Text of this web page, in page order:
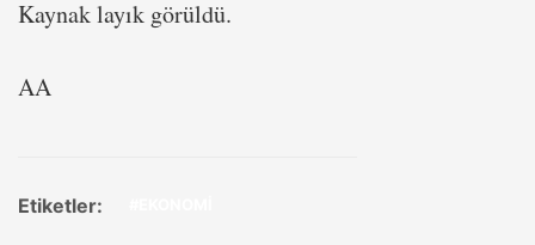
Kaynak layık görüldü. ​​​​​​​
AA
Etiketler: